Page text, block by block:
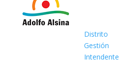
Distrito
Gestión
Intendente